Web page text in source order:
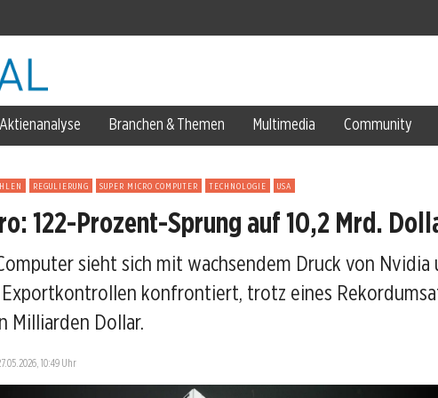
gefordert
Aktienanalyse Branchen & Themen Multimedia Community
REGULIERUNG SUPER MICRO COMPUTER TECHNOLOGIE USA
122-Prozent-Sprung auf 10,2 Mrd.
sieht sich mit wachsendem Druck von Nvidia
konfrontiert, trotz eines
Milliarden Dollar.
10:49 Uhr